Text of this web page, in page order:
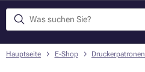
Hauptseite E-Shop Druckerpatronen